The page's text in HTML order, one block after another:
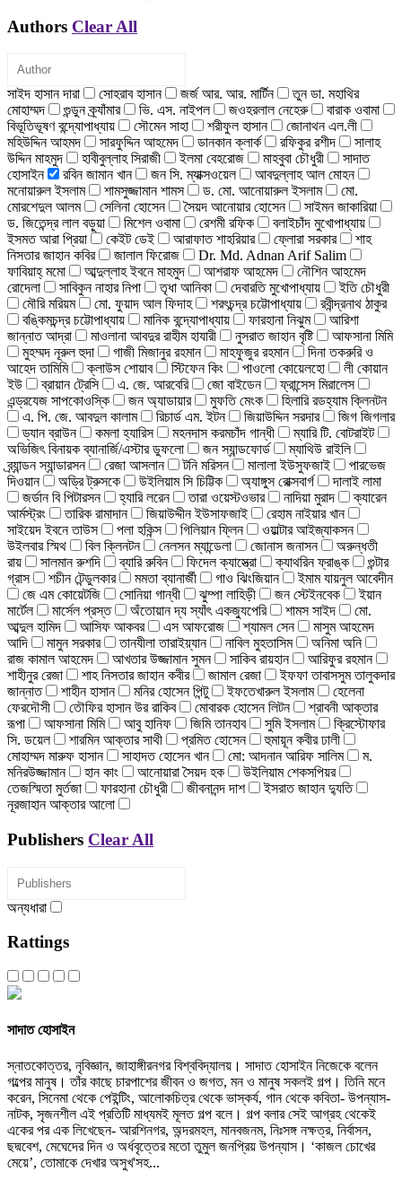
Authors Clear All
সাইদ হাসান দারা সোহরাব হাসান জর্জ আর. আর. মার্টিন
তুন ডা. মহাথির
মোহাম্মদ
গুন্ডুন ক্র্যাঁমার ভি. এস. নাইপল জওহরলাল নেহেরু
বারাক ওবামা
বিভূতিভূষণ বন্দ্যোপাধ্যায়
সৌমেন সাহা শরীফুল হাসান
জোনাথন এল.লী
মহিউদ্দিন আহমদ
সারফুদ্দিন আহমেদ ডানকান ক্লার্ক রফিকুর রশীদ
সালাহ
উদ্দিন মাহমুদ
হাবীবুল্লাহ সিরাজী ইলমা বেহরোজ মাহবুবা চৌধুরী
সাদাত
হোসাইন
রবিন জামান খান জন সি. ম্যাক্সওয়েল
আবদুল্লাহ আল মোহন
মনোয়ারুল ইসলাম
শামসুজ্জামান শামস ড. মো. আনোয়ারুল ইসলাম
মো.
মোরশেদুল আলম
সেলিনা হোসেন সৈয়দ আনোয়ার হোসেন
সাইমন জাকারিয়া
ড. জিতেন্দ্র লাল বড়ুয়া
মিশেল ওবামা রেশমী রফিক
বলাইচাঁদ মুখোপাধ্যায়
ইসমত আরা প্রিয়া
কেইট ডেই আরাফাত শাহরিয়ার ফ্লোরা সরকার
শাহ
নিসতার জাহান কবির
জালাল ফিরোজ
Dr. Md. Adnan Arif Salim
ফাবিয়াহ্ মমো
আব্দুল্লাহ ইবনে মাহমুদ আশরাফ আহমেদ
নৌশিন আহমেদ
রোদেলা
সাবিকুন নাহার নিপা তৃধা আনিকা দেবারতি মুখোপাধ্যায়
ইতি চৌধুরী
মৌরি মরিয়ম
মো. ফুয়াদ আল ফিদাহ শরৎচন্দ্র চট্টোপাধ্যায়
রবীন্দ্রনাথ ঠাকুর
বঙ্কিমচন্দ্র চট্টোপাধ্যায়
মানিক বন্দ্যোপাধ্যায় ফারহানা নিঝুম
আরিশা
জান্নাত আদ্রা
মাওলানা আবদুর রাহীম হাযারী নুসরাত জাহান বৃষ্টি
আফসানা মিমি
মুহম্মদ নূরুল হুদা
গাজী মিজানুর রহমান মাহফুজুর রহমান
দিনা তকরুরি ও
আহেদ তামিমি
ক্লাউস শোয়াব স্টিফেন কিং পাওলো কোয়েলহো
লী কোয়ান
ইউ
ব্রায়ান ট্রেসি এ. জে. আরবেরি জো বাইডেন
ফ্রান্সেস মিরালেস
এন্ড্রযেজ সাপকোওস্কি
জন অ্যাডায়ার মুফতি মেংক
হিলারি রডহ্যাম ক্লিনটন
এ. পি. জে. আবদুল কালাম
রিচার্ড এম. ইটন জিয়াউদ্দিন সরদার
জিগ জিগলার
ড্যান ব্রাউন
কমলা হ্যারিস মহনদাস করমচাঁদ গান্ধী
ম্যারি টি. বোটরাইট
অভিজিৎ বিনায়ক ব্যানার্জি/এস্টার ডুফলো
জন স্যান্ডফোর্ড
ম্যাথিউ রাইলি
ব্র্যান্ডন স্যান্ডারসন
রেজা আসলান টনি মরিসন মালালা ইউসুফজাই
পারভেজ
দিওয়ান
অড্রি ট্রুসকে উইলিয়াম সি চিট্টিক অ্যাঙ্গুস রোক্সবার্গ
দালাই লামা
জর্ডান বি পিটারসন
হ্যারি লরেন তারা ওয়েস্টওভার নাদিয়া মুরাদ
ক্যারেন
আর্মস্ট্রং
তারিক রামাদান জিয়াউদ্দীন ইউসাফজাই
রেহাম নাইয়ার খান
সাইয়েদ ইবনে তাউস
পলা হকিন্স গিলিয়ান ফ্লিন
ওয়াল্টার আইজ্যাকসন
উইলবার স্মিথ
বিল ক্লিনটন নেলসন ম্যান্ডেলা জোনাস জনাসন
অরুন্ধতী
রায়
সালমান রুশদি ব্যারি রুবিন ফিদেল ক্যাস্ত্রো ক্যাথরিন ফ্রাঙ্ক
গুন্টার
গ্রাস
শচীন টেন্ডুলকার মমতা ব্যানার্জী গাও ঝিংজিয়ান
ইমাম যায়নুল আবেদীন
জে এম কোয়েটজি
সোনিয়া গান্ধী ঝুম্পা লাহিড়ী জন স্টেইনবেক
ইয়ান
মার্টেল
মার্সেল প্রস্ত অঁতোয়ান দ্য স্যাঁৎ একজ্যুপেরি শামস সাইদ
মো.
আব্দুল হামিদ
আসিফ আকবর এস আফরোজ শ্যামল সেন
মাসুম আহমেদ
আদি
মামুন সরকার তানযীলা তারাইয়্যান নাবিল মুহতাসিম
অনিমা অনি
রাজ কামাল আহমেদ
আখতার উজ্জামান সুমন সাকিব রায়হান
আরিফুর রহমান
শাহীনুর রেজা
শাহ নিসতার জাহান কবীর জামাল রেজা
ইফফা তাবাসসুম তালুকদার
জান্নাত
শাহীন হাসান মনির হোসেন পিন্টু ইফতেখারুল ইসলাম
হেলেনা
ফেরদৌসী
তৌফির হাসান উর রাকিব মোবারক হোসেন লিটন
শ্রাবনী আক্তার
রূপা
আফসানা মিমি আবু হানিফ জিমি তানহাব সুমি ইসলাম
ক্রিস্টোফার
সি. ডয়েল
শারমিন আক্তার সাথী প্রমিত হোসেন
হুমায়ূন কবীর ঢালী
মোহাম্মদ মারুফ হাসান
সাহাদত হোসেন খান মো: আদনান আরিফ সালিম
ম.
মনিরউজ্জামান
হান কাং আনোয়ারা সৈয়দ হক
উইলিয়াম শেকসপিয়র
তেজস্মিতা মুর্তজা
ফারহানা চৌধুরী জীবনানন্দ দাশ
ইসরাত জাহান দ্যুতি
নূরজাহান আক্তার আলো
Publishers Clear All
অন্যধারা
Rattings
সাদাত হোসাইন
স্নাতকোত্তর, নৃবিজ্ঞান, জাহাঙ্গীরনগর বিশ্ববিদ্যালয়। সাদাত হোসাইন নিজেকে বলেন
গল্পের মানুষ। তাঁর কাছে চারপাশের জীবন ও জগত, মন ও মানুষ সকলই গল্প। তিনি মনে
করেন, সিনেমা থেকে পেইন্টিং, আলোকচিত্র থেকে ভাস্কর্য, গান থেকে কবিতা- উপন্যাস-
নাটক, সৃজনশীল এই প্রতিটি মাধ্যমই মূলত গল্প বলে। গল্প বলার সেই আগ্রহ থেকেই
একের পর এক লিখেছেন- আরশিনগর, অন্দরমহল, মানবজনম, নিঃসঙ্গ নক্ষত্র, নির্বাসন,
ছদ্মবেশ, মেঘেদের দিন ও অর্ধবৃত্তের মতো তুমুল জনপ্রিয় উপন্যাস। ‘কাজল চোখের
মেয়ে’, তোমাকে দেখার অসুখ'সহ...